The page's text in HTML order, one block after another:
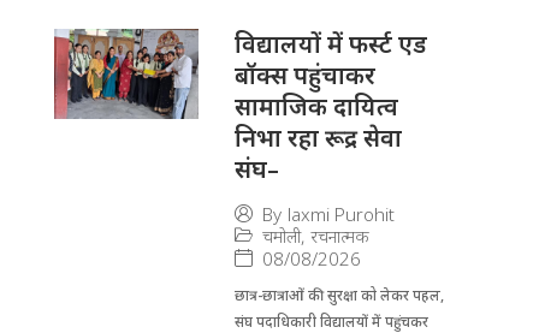
विद्यालयों में फर्स्ट एड
बॉक्स पहुंचाकर
सामाजिक दायित्व
निभा रहा रूद्र सेवा
संघ–
By laxmi Purohit
चमोली, रचनात्मक
08/08/2026
छात्र-छात्राओं की सुरक्षा को लेकर पहल,
संघ पदाधिकारी विद्यालयों में पहुंचकर